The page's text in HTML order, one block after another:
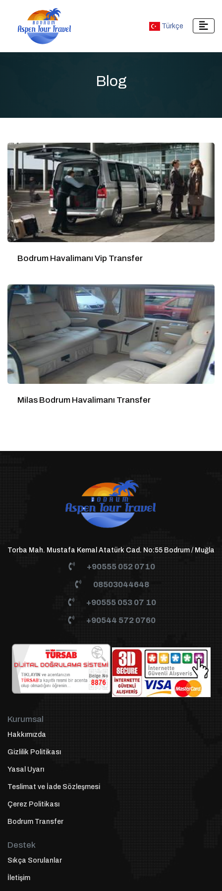
Türkçe
Blog
Bodrum Havalimanı Vip Transfer
Milas Bodrum Havalimanı Transfer
Torba Mah. Mustafa Kemal Atatürk Cad. No:55 Bodrum / Muğla
+90555 052 0710
08503044648
+90555 053 07 10
+90544 572 0760
Kurumsal
Hakkımızda
Gizlilik Politikası
Yasal Uyarı
Teslimat ve İade Sözleşmesi
Çerez Politikası
Bodrum Transfer
Destek
Sıkça Sorulanlar
İletişim